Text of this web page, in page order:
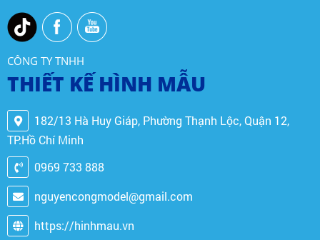
CÔNG TY TNHH
THIẾT KẾ HÌNH MẪU
182/13 Hà Huy Giáp, Phường Thạnh Lộc, Quận 12,
TP.Hồ Chí Minh
0969 733 888
nguyencongmodel@gmail.com
https://hinhmau.vn